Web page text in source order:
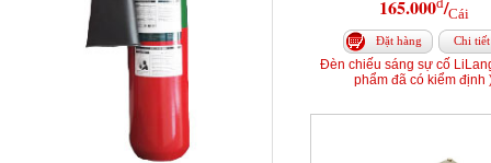
165.000 /Cái
Đặt hàng Chi tiết
Đèn chiếu sáng sự cố
phẩm đã có kiểm định